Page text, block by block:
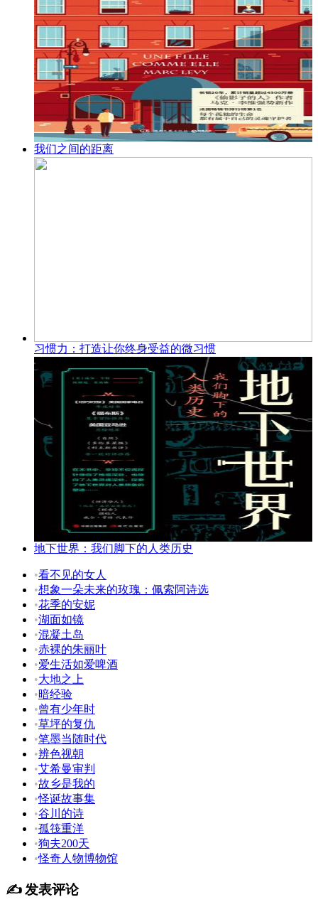
我们之间的距离
习惯力：打造让你终身受益的微习惯
地下世界：我们脚下的人类历史
•看不见的女人
•想象一朵未来的玫瑰：佩索阿诗选
•花季的安妮
•湖面如镜
•混凝土岛
•赤裸的朱丽叶
•爱生活如爱啤酒
•大地之上
•暗经验
•曾有少年时
•草坪的复仇
•笔墨当随时代
•辨色视朝
•艾希曼审判
•故乡是我的
•怪诞故事集
•谷川的诗
•孤筏重洋
•狗夫200天
•怪奇人物博物馆
✍️ 发表评论